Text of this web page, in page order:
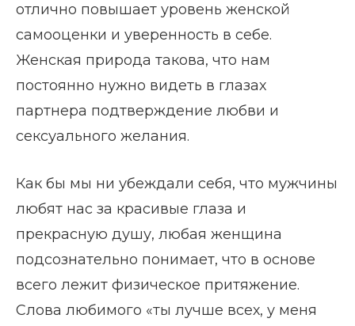
отлично повышает уровень женской
самооценки и уверенность в себе.
Женская природа такова, что нам
постоянно нужно видеть в глазах
партнера подтверждение любви и
сексуального желания.
Как бы мы ни убеждали себя, что мужчины
любят нас за красивые глаза и
прекрасную душу, любая женщина
подсознательно понимает, что в основе
всего лежит физическое притяжение.
Слова любимого «ты лучше всех, у меня